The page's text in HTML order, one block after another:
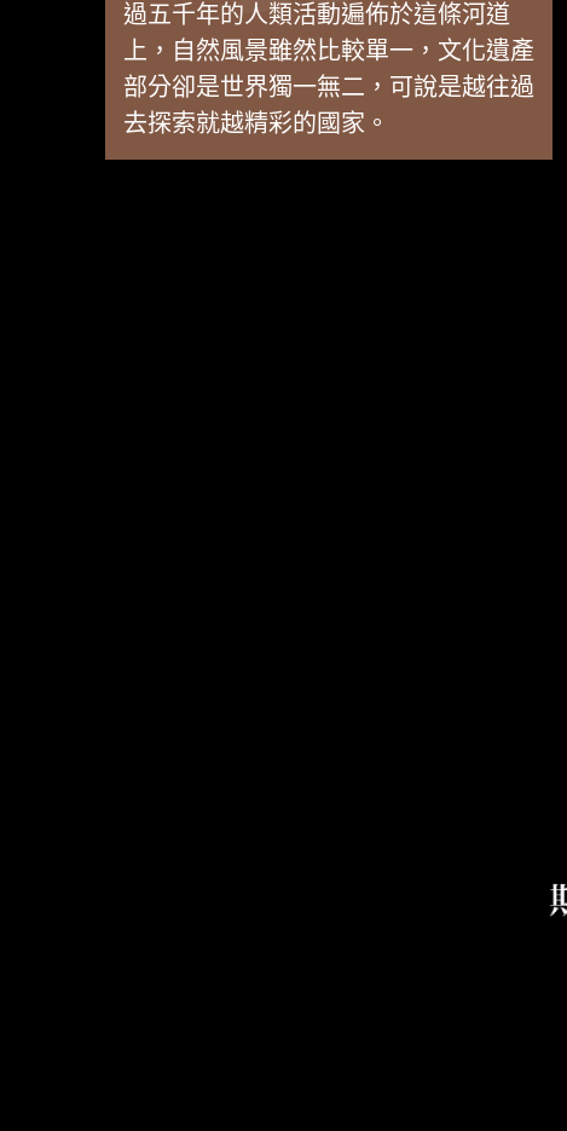
過五千年的人類活動遍佈於這條河道
上，自然風景雖然比較單一，文化遺產
部分卻是世界獨一無二，可說是越往過
去探索就越精彩的國家。